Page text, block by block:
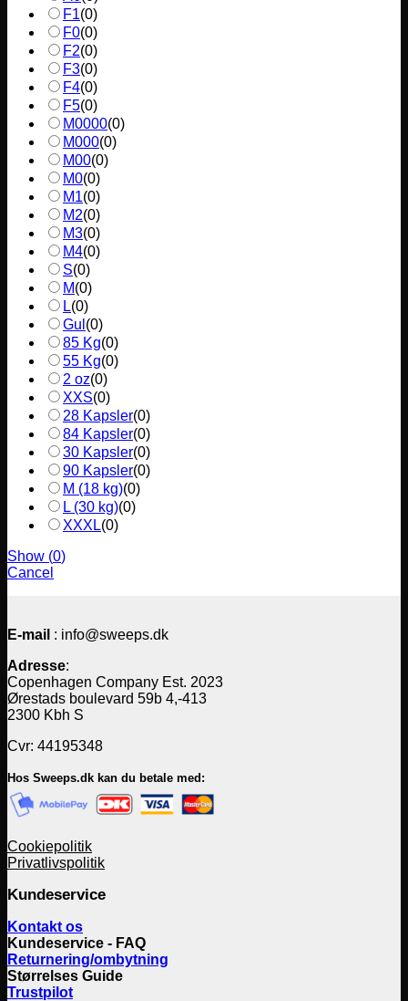
F1(0)
F0(0)
F2(0)
F3(0)
F4(0)
F5(0)
M0000(0)
M000(0)
M00(0)
M0(0)
M1(0)
M2(0)
M3(0)
M4(0)
S(0)
M(0)
L(0)
Gul (0)
85 Kg(0)
55 Kg(0)
2 oz(0)
XXS(0)
28 Kapsler(0)
84 Kapsler(0)
30 Kapsler(0)
90 Kapsler(0)
M (18 kg)(0)
L (30 kg)(0)
XXXL(0)
Show (0)
Cancel
E-mail : info@sweeps.dk
Adresse:
Copenhagen Company Est. 2023
Ørestads boulevard 59b 4,-413
2300 Kbh S
Cvr: 44195348
Hos Sweeps.dk kan du betale med:
Cookiepolitik
Privatlivspolitik
Kundeservice
Kontakt os
Kundeservice - FAQ
Returnering/ombytning
Størrelses Guide
Trustpilot